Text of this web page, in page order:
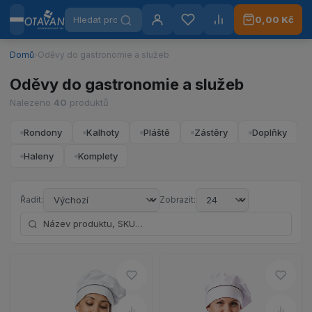
Menu
Otavan Workwear — přejít na úvodní stránku
Hledat produkty
PřihlášeníOblíbenéPorovnat
0,00 Kč
Domů Oděvy do gastronomie a služeb
Oděvy do gastronomie a služeb
Nalezeno 40 produktů
Rondony Kalhoty Pláště Zástěry Doplňky
Haleny Komplety
Řadit: Zobrazit:
Hledat podle názvu nebo SKU
Do oblíbených – PROVANCE
Do